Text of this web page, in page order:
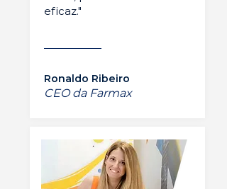
eficaz."
Ronaldo Ribeiro
CEO da Farmax